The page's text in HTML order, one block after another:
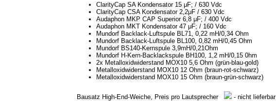
ClarityCap SA Kondensator 15 μF; / 630 Vdc
ClarityCap CSA Kondensator 2,2μF / 630 Vdc
Audaphon MKP CAP Superior 6,8 μF; / 400 Vdc
Audaphon MKT Kondensator 47 μF; / 160 Vdc
Mundorf Backlack-Luftspule BL71, 0,22 mH/0,34 Ohm
Mundorf Backlack-Luftspule BL100, 0,82 mH/0,45 Ohm
Mundorf BS140-Kernspule 3,9mH/0,21Ohm
Mundorf H-Kern-Backlackspule BH100, 1,2 mH/0,15 0hm
2x Metalloxidwiderstand MOX10 5,6 Ohm (grün-blau-gold)
Metalloxidwiderstand MOX10 12 Ohm (braun-rot-schwarz)
Metalloxidwiderstand MOX10 15 Ohm (braun-grün-schwarz)
Bausatz High-End-Weiche, Preis pro Lautsprecher - nicht lieferbar